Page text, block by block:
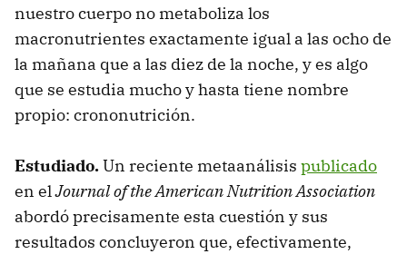
nuestro cuerpo no metaboliza los
macronutrientes exactamente igual a las ocho de
la mañana que a las diez de la noche, y es algo
que se estudia mucho y hasta tiene nombre
propio: crononutrición.
Estudiado.Un reciente metaanálisis publicado
en elJournal of the American Nutrition Association
abordó precisamente esta cuestión y sus
resultados concluyeron que, efectivamente,